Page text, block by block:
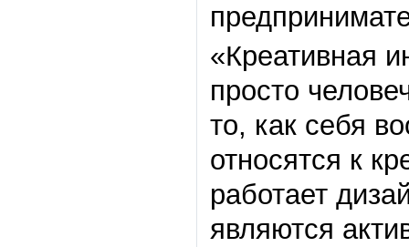
«Креативная
просто
то, как себя
относятся к
работает
являются